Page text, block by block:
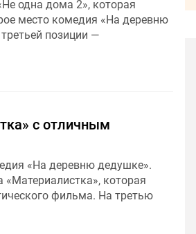
одна дома 2», которая
место комедия «На деревню
позиции —
с отличным
«На деревню дедушке».
которая
фильма. На третью